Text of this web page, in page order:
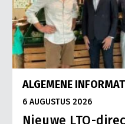
ALGEMENE
6 AUGUSTUS 2026
Nieuwe LTO-